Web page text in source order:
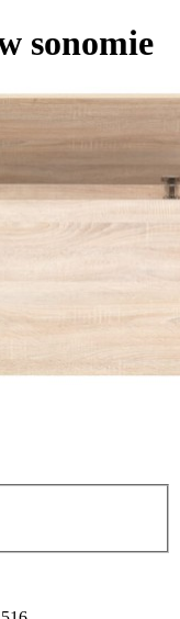
sonomie